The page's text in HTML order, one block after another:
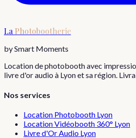
LaPhotobootherie
by Smart Moments
Location de photobooth avec
livre d'or audio à Lyon et sa région.
Nos services
Location Photobooth Lyon
Location Vidéobooth 360° Lyon
Livre d'Or Audio Lyon